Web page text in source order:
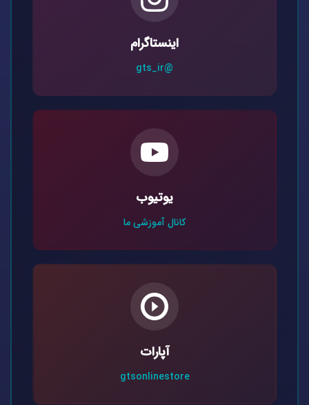
اینستاگرام
@gts_ir
یوتیوب
کانال آموزشی ما
آپارات
gtsonlinestore